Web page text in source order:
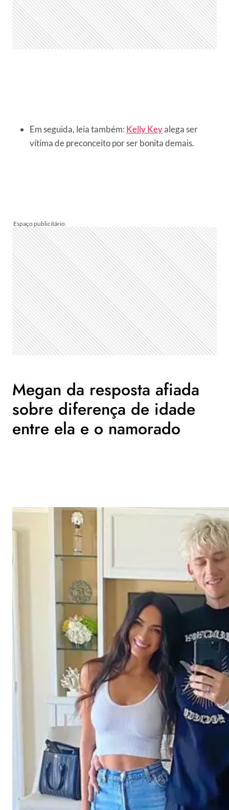
Em seguida, leia também: Kelly Keyalega ser
vítima de preconceito por ser bonita demais.
Megan da resposta afiada
sobre diferença de idade
entre ela e o namorado